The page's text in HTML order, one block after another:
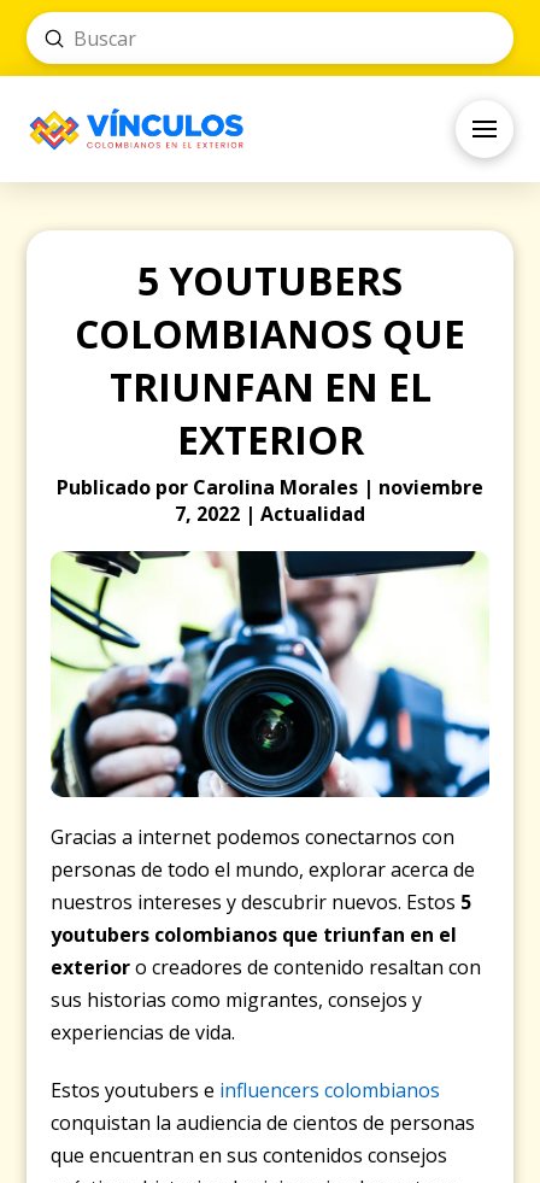
Search
Submit
5 YOUTUBERS
COLOMBIANOS QUE
TRIUNFAN EN EL
EXTERIOR
Publicado por Carolina Morales | noviembre
7, 2022 | Actualidad
Gracias a internet podemos conectarnos con
personas de todo el mundo, explorar acerca de
nuestros intereses y descubrir nuevos. Estos 5
youtubers colombianos que triunfan en el
exterioro creadores de contenido resaltan con
sus historias como migrantes, consejos y
experiencias de vida.
Estos youtubers e influencers colombianos
conquistan la audiencia de cientos de personas
que encuentran en sus contenidos consejos